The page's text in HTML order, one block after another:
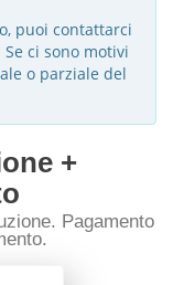
puoi contattarci
ci sono motivi
o parziale del
+
Pagamento